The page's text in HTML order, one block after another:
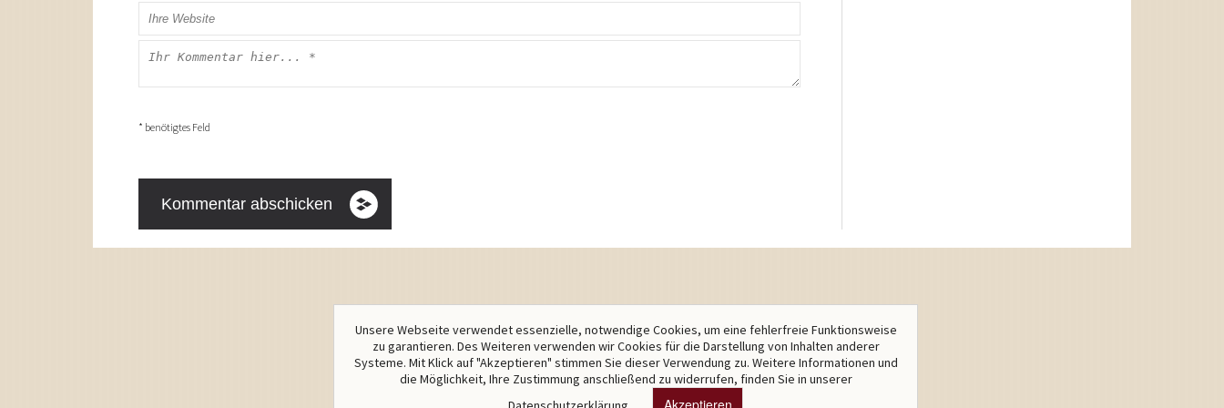
* benötigtes Feld
Unsere Webseite verwendet essenzielle, notwendige Cookies, um eine fehlerfreie Funktionsweise
zu garantieren. Des Weiteren verwenden wir Cookies für die Darstellung von Inhalten anderer
Systeme. Mit Klick auf "Akzeptieren" stimmen Sie dieser Verwendung zu. Weitere Informationen und
die Möglichkeit, Ihre Zustimmung anschließend zu widerrufen, finden Sie in unserer